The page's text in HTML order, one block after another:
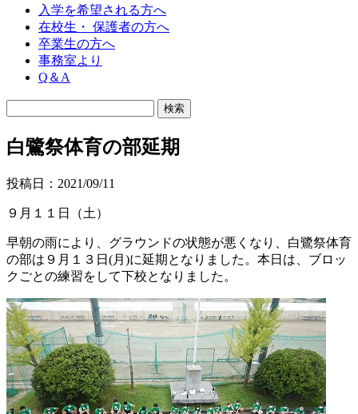
入学を希望される方へ
在校生・ 保護者の方へ
卒業生の方へ
事務室より
Q＆A
白鷺祭体育の部延期
投稿日：2021/09/11
９月１１日（土）
早朝の雨により、グラウンドの状態が悪くなり、白鷺祭体育
の部は９月１３日(月)に延期となりました。本日は、ブロッ
クごとの練習をして下校となりました。